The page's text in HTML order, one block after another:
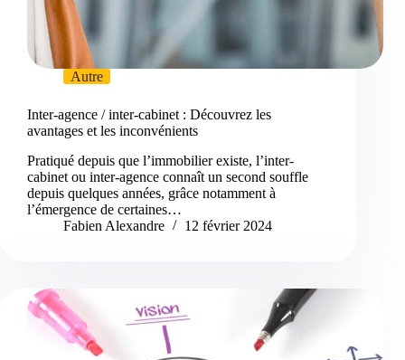
Autre
Inter-agence / inter-cabinet : Découvrez les
avantages et les inconvénients
Pratiqué depuis que l’immobilier existe, l’inter-
cabinet ou inter-agence connaît un second souffle
depuis quelques années, grâce notamment à
l’émergence de certaines…
Fabien Alexandre
12 février 2024